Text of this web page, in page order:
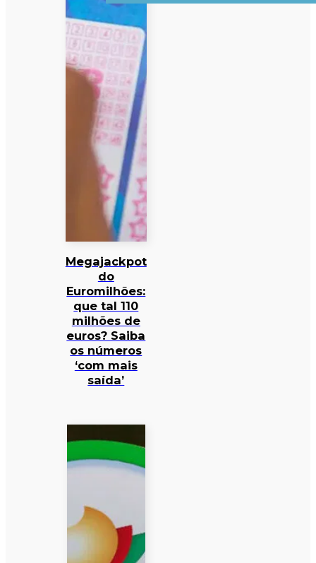
Megajackpot
do
Euromilhões:
que tal 110
milhões de
euros? Saiba
os números
‘com mais
saída’